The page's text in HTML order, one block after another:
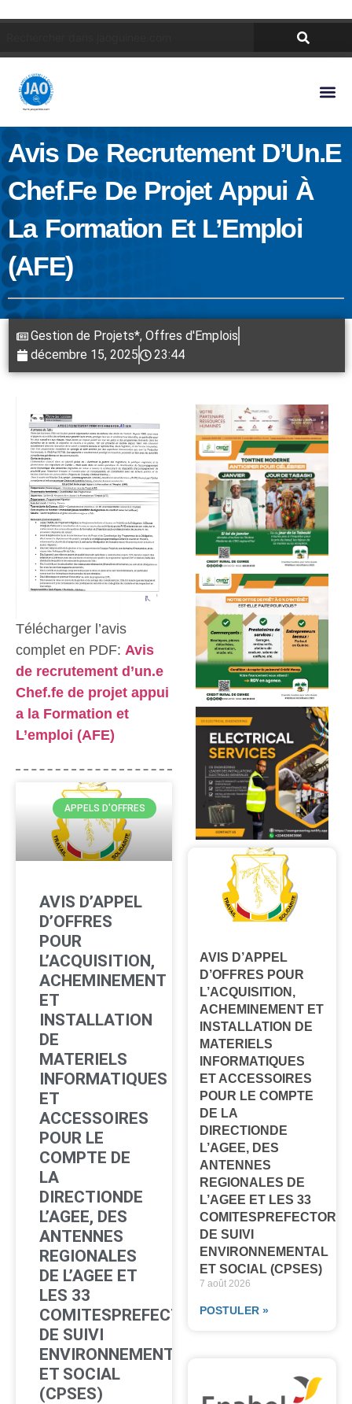
Avis De Recrutement D’Un.e
Chef.fe De Projet Appui À
La Formation Et L’Emploi
(AFE)
Gestion de Projets*, Offres d'Emplois
décembre 15, 2025
23:44
Télécharger l’avis
complet en PDF: Avis
de recrutement d’un.e
Chef.fe de projet appui
a la Formation et
L’emploi (AFE)
APPELS D'OFFRES
AVIS D’APPEL
D’OFFRES
POUR
L’ACQUISITION,
ACHEMINEMENT
ET
INSTALLATION
DE
MATERIELS
INFORMATIQUES
ET
ACCESSOIRES
POUR LE
COMPTE DE
LA
DIRECTIONDE
L’AGEE, DES
ANTENNES
REGIONALES
DE L’AGEE ET
LES 33
COMITESPREFECTORAUX
DE SUIVI
ENVIRONNEMENTAL
ET SOCIAL
(CPSES)
AVIS D’APPEL
D’OFFRES POUR
L’ACQUISITION,
ACHEMINEMENT ET
INSTALLATION DE
MATERIELS
INFORMATIQUES
ET ACCESSOIRES
POUR LE COMPTE
DE LA
DIRECTIONDE
L’AGEE, DES
ANTENNES
REGIONALES DE
L’AGEE ET LES 33
DE SUIVI
ENVIRONNEMENTAL
ET SOCIAL (CPSES)
7 août 2026
POSTULER »